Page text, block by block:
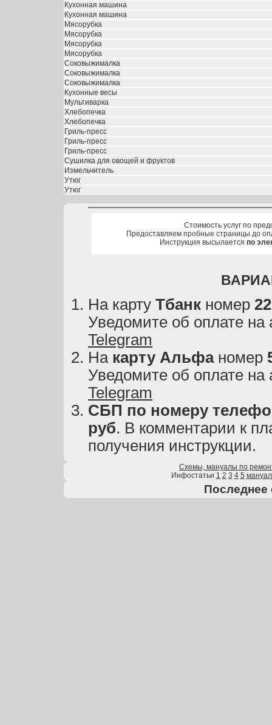
Кухонная машина
Кухонная машина
Мясорубка
Мясорубка
Мясорубка
Мясорубка
Соковыжималка
Соковыжималка
Соковыжималка
Кухонные весы
Мультиварка
Хлебопечка
Хлебопечка
Гриль-пресс
Гриль-пресс
Гриль-пресс
Сушилка для овощей и фруктов
Измельчитель
Утюг
Утюг
Стоимость услуг по
Предоставляем пробные страницы до
Инструкция высылается по
На карту Тбанк номер
Уведомите об оплате на
Telegram
На карту Альфаномер
Уведомите об оплате на
Telegram
СБП по номеру
руб. В комментарии к
получения инструкции.
Схемы, мануалы по
Инфостатьи 1 2 3 4 5